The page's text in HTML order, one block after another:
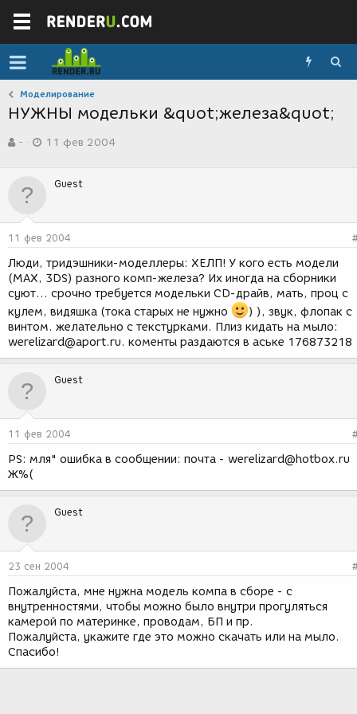
Моделирование
НУЖНЫ модельки &quot;железа&quot;
в
р
м
-
а
д
н
и
11 фев 2004
Guest
11 фев 2004
Люди, тридэшники-моделлеры: ХЕЛП! У кого есть модели
(MAX, 3DS) разного комп-железа? Их иногда на сборники
суют... срочно требуется модельки CD-драйв, мать, проц с
кулем, видяшка (тока старых не нужно
) ), звук, флопак с
винтом. желательно с текстурками. Плиз кидать на мыло:
werelizard@aport.ru. коменты раздаются в аське 176873218
Guest
11 фев 2004
PS: мля" ошибка в сообщении: почта - werelizard@hotbox.ru
Ж%(
Guest
23 сен 2004
Пожалуйста, мне нужна модель компа в сборе - с
внутренностями, чтобы можно было внутри прогуляться
камерой по материнке, проводам, БП и пр.
Пожалуйста, укажите где это можно скачать или на мыло.
Спасибо!